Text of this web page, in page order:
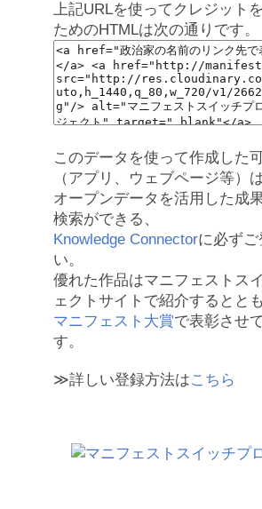
上記URLを使ってクレジット
ためのHTMLは次の通りです。
このデータを使って作成した
（アプリ、ウェブページ等）は
オープンデータを活用した成
検索ができる、
Knowledge Connectorに必ずご
い。
優れた作品はマニフェストス
ェクトサイトで紹介するととも
マニフェスト大賞で表彰させ
す。
≫詳しい登録方法はこちら